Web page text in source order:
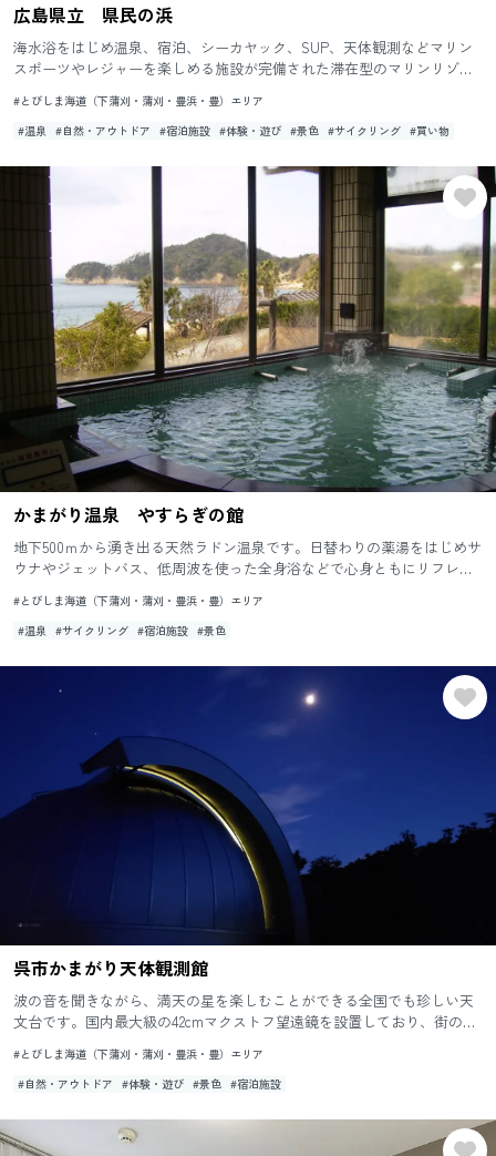
広島県立 県民の浜
海水浴をはじめ温泉、宿泊、シーカヤック、SUP、天体観測などマリン
スポーツやレジャーを楽しめる施設が完備された滞在型のマリンリゾー
水...
#とびしま海道（下蒲刈・蒲刈・豊浜・豊）エリア
#温泉 #自然・アウトドア #宿泊施設 #体験・遊び #景色 #サイクリング #買い物
かまがり温泉 やすらぎの館
地下500ｍから湧き出る天然ラドン温泉です。日替わりの薬湯をはじめサ
ウナやジェットバス、低周波を使った全身浴などで心身ともにリフレッ
#とびしま海道（下蒲刈・蒲刈・豊浜・豊）エリア
#温泉 #サイクリング #宿泊施設 #景色
呉市かまがり天体観測館
波の音を聞きながら、満天の星を楽しむことができる全国でも珍しい天
文台です。国内最大級の42cmマクストフ望遠鏡を設置しており、街の灯
#とびしま海道（下蒲刈・蒲刈・豊浜・豊）エリア
#自然・アウトドア #体験・遊び #景色 #宿泊施設